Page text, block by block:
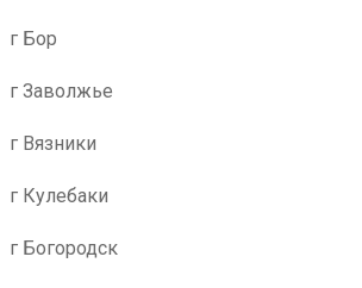
г Бор
г Заволжье
г Вязники
г Кулебаки
г Богородск